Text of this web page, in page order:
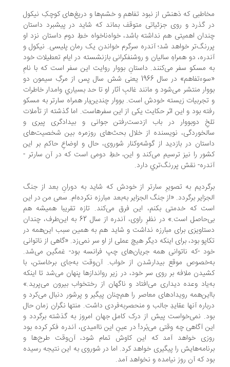
که ذهنش از نبود تفاهم و خشم‌ها و دریغ‌های کوچکِ نیکول
گذرد و روی جزئیاتی متوقف بماند که شاید در پیشبرد داستان
اهمیتی هم نداشته باشد، خواه‌ناخواه خطِ دوم داستان نزد او
خواهد شد؛ آندره سرگرم خواندن یک رمان پلیسی. نیکول و
دو همراهِ سالیان و روشنفکرانی بازنشسته در ایام تعطیلات خود
مسکو سفر می‌کنند. داستانِ بووار روایت این سفر است که با نامِ
«سوءتفاهم» در سال 1966 یعنی شش سال پس از مرگِ سیمون دو
منتشر می‌شود و مانند غالبِ آثار او تا حد بسیاري وامدار خاطرات
زیسته خودش است. بووار چندین‌بار همراه سارتر به مسکو
بود و این اثر حکایت یکی از این سفرهاست. اما گذشته از تأملات
دوبووار در باب ازدست‌رفتن جوانی و بیدادگری پیری و
نویسنده از خلال بحث‌های روزمره بین شخصیت‌های
در بازدید از گوشه‌وکنار شوروی، حال و اوضاعِ حاکم بر این
را نیز ترسیم می‌کند و این، خطِ دومی است که در آن سارتر -
نقش پررنگ‌تري دارد.
به تصویرِ سارتر از خودش که شاید به دورانِ بعد از جنگ
برگردد. «از جنگ الجزایر به‌بعد مبارزه نکرده‌ام. سعی من در این
که خدمتی بکنم، این فرق می‌کند. تازه تقریبا همیشه هم
بی‌حاصل است.» در نظرِ راوی، آندره از سال 62 به این‌طرف، چندان
برای مبارزه نداشت و شاید هم به همین سبب این‌همه در
بود، برای اینکه دیگر هیچ عملی از او سر نمی‌زد. «گاهی از ناتوانی
-که ناتوانی همه جریان‌های چپ فرانسه بود- غمگین می‌شد.
موقع بیدارشدن از خواب. آن‌وقت به‌جای برخاستن، با
ملافه بر روی سر خود، در زیر رواندازها پنهان می‌شد تا اینکه
وعده دیداری می‌افتاد و ناگهان از رختخواب بیرون می‌پرید.»
رویدادهای معاصر را هم‌چنان پیگیر و پرشور دنبال می‌کرد و
آنها عقایدِ جالب و منحصربه‌فردی داشت. منتها نگران زمان حال
نمی‌خواست پیش از درک کامل جهان امروز به گذشته برگردد و
آگاهی چه وقتی می‌بُرد! در عینِ این ناامیدی، آندره فکر کرده بود
خواهد آمد که این کاوش تمام شود، آن‌وقت طرح‌ها و
را پیگیری خواهد کرد. اما در شوروی به این نتیجه رسیده
که آن روز نیامده و نخواهد آمد.